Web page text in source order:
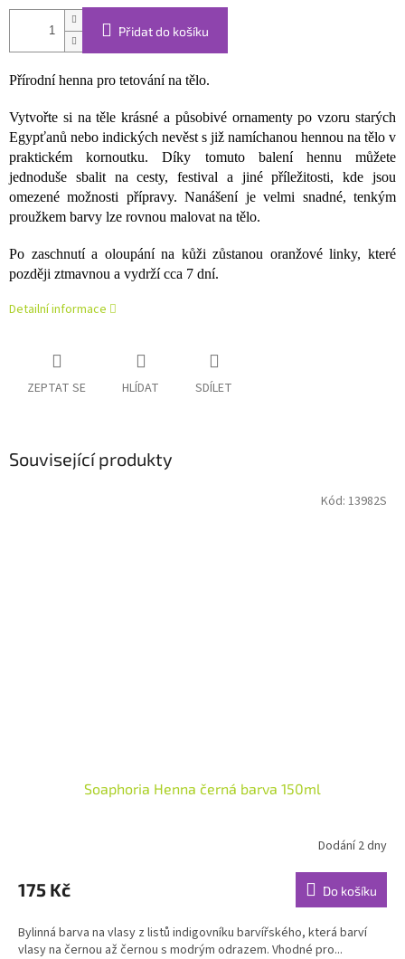
Přidat do košíku
Přírodní henna pro tetování na tělo.
Vytvořte si na těle krásné a působivé ornamenty po vzoru starých
Egypťanů nebo indických nevěst s již namíchanou hennou na tělo v
praktickém kornoutku. Díky tomuto balení hennu můžete
jednoduše sbalit na cesty, festival a jiné příležitosti, kde jsou
omezené možnosti přípravy. Nanášení je velmi snadné, tenkým
proužkem barvy lze rovnou malovat na tělo.
Po zaschnutí a oloupání na kůži zůstanou oranžové linky, které
později ztmavnou a vydrží cca 7 dní.
Detailní informace
ZEPTAT SE HLÍDAT SDÍLET
Související produkty
Soaphoria Henna černá barva 150ml
produktu
je
z
5
Dodání 2 dny
175 Kč Do košíku
Bylinná barva na vlasy z listů indigovníku barvířského, která barví
vlasy na černou až černou s modrým odrazem. Vhodné pro...
Kód: 13982S